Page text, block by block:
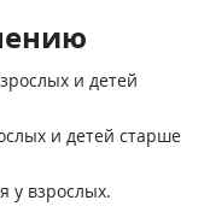
и детей
и детей старше
у взрослых.